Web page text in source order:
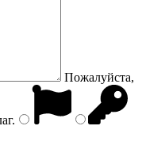
Пожалуйста,
.